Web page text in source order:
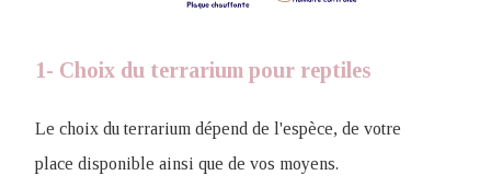
1- Choix du terrarium pour reptiles
Le choix du terrarium dépend de l'espèce, de votre
place disponible ainsi que de vos moyens.